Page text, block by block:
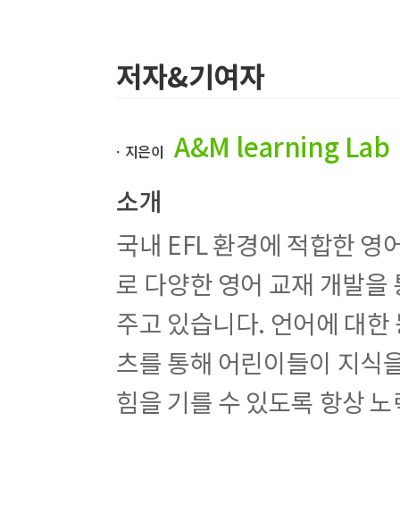
저자&기여자
ㆍ지은이 A&M learning Lab
소개
국내 EFL 환경에 적합한 영
로 다양한 영어 교재 개발
주고 있습니다. 언어에 대
츠를 통해 어린이들이 지식
힘을 기를 수 있도록 항상